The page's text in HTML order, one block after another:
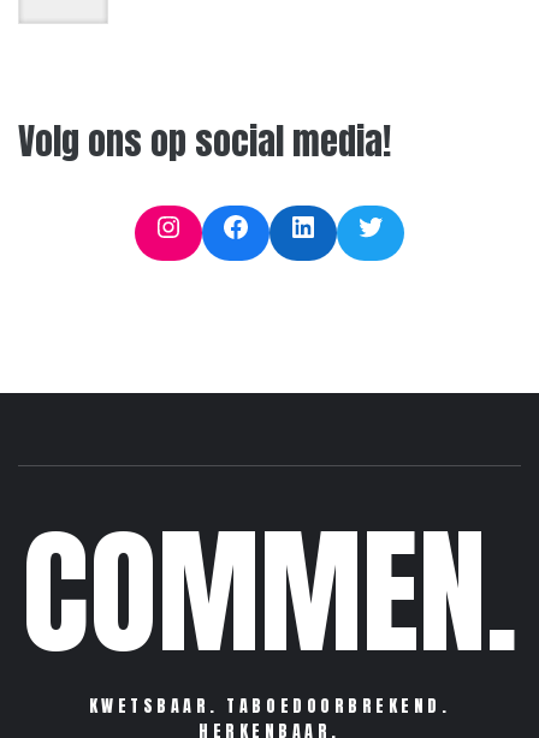
Volg ons op social media!
InstagramFacebookLinkedInTwitter
COMMEN.
KWETSBAAR. TABOEDOORBREKEND.
HERKENBAAR.